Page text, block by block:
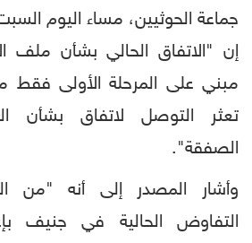
جماعة الحوثيين، مساء اليوم
إن "الاتفاق الحالي بشأن ملف
مبني على المرحلة الأولى فقط
تعثر التوصل لاتفاق بشأن
الصفقة".
وأشار المصدر إلى أنه "من
التفاوض الحالية في جنيف